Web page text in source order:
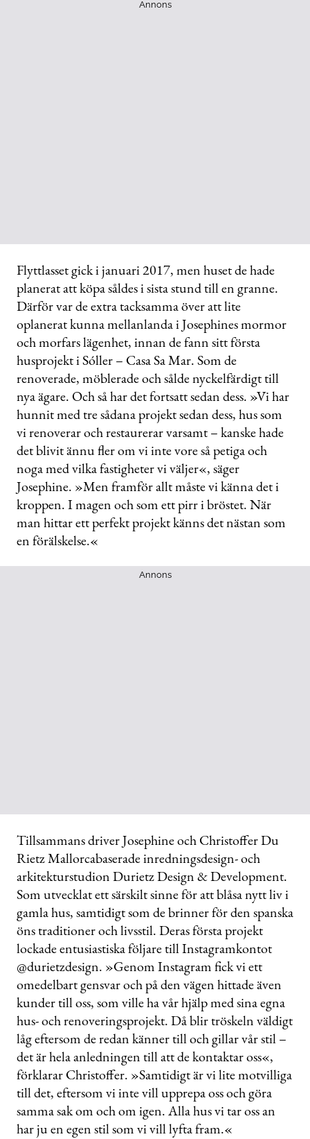
Annons
Flyttlasset gick i januari 2017, men huset de hade
planerat att köpa såldes i sista stund till en granne.
Därför var de extra tacksamma över att lite
oplanerat kunna mellanlanda i Josephines mormor
och morfars lägenhet, innan de fann sitt första
husprojekt i Sóller – Casa Sa Mar. Som de
renoverade, möblerade och sålde nyckelfärdigt till
nya ägare. Och så har det fortsatt sedan dess. »Vi har
hunnit med tre sådana projekt sedan dess, hus som
vi renoverar och restaurerar varsamt – kanske hade
det blivit ännu fler om vi inte vore så petiga och
noga med vilka fastigheter vi väljer«, säger
Josephine. »Men framför allt måste vi känna det i
kroppen. I magen och som ett pirr i bröstet. När
man hittar ett perfekt projekt känns det nästan som
en förälskelse.«
Annons
Tillsammans driver Josephine och Christoffer Du
Rietz Mallorcabaserade inredningsdesign- och
arkitekturstudion Durietz Design & Development.
Som utvecklat ett särskilt sinne för att blåsa nytt liv i
gamla hus, samtidigt som de brinner för den spanska
öns traditioner och livsstil. Deras första projekt
lockade entusiastiska följare till Instagramkontot
@durietzdesign. »Genom Instagram fick vi ett
omedelbart gensvar och på den vägen hittade även
kunder till oss, som ville ha vår hjälp med sina egna
hus- och renoveringsprojekt. Då blir tröskeln väldigt
låg eftersom de redan känner till och gillar vår stil –
det är hela anledningen till att de kontaktar oss«,
förklarar Christoffer. »Samtidigt är vi lite motvilliga
till det, eftersom vi inte vill upprepa oss och göra
samma sak om och om igen. Alla hus vi tar oss an
har ju en egen stil som vi vill lyfta fram.«